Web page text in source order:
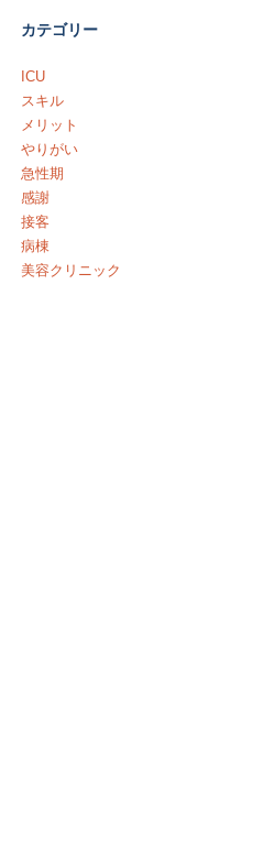
カテゴリー
ICU
スキル
メリット
やりがい
急性期
感謝
接客
病棟
美容クリニック